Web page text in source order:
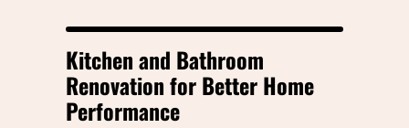
Kitchen and Bathroom
Renovation for Better Home
Performance